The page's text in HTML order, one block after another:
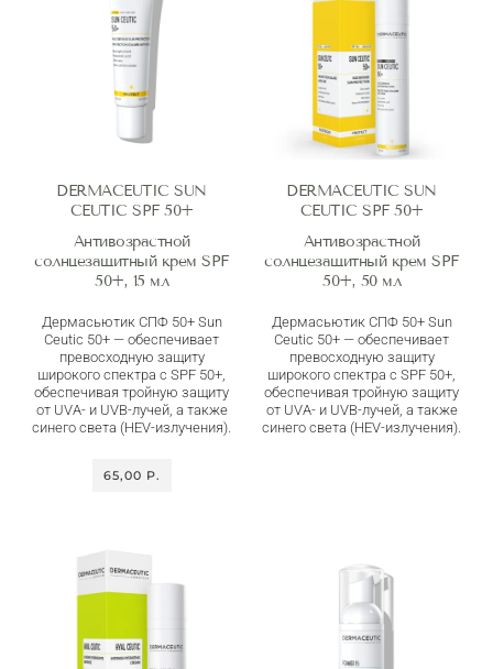
DERMACEUTIC SUN
CEUTIC SPF 50+
Антивозрастной
солнцезащитный крем SPF
50+, 15 мл
Дермасьютик СПФ 50+ Sun
Ceutic 50+ — обеспечивает
превосходную защиту
широкого спектра с SPF 50+,
обеспечивая тройную защиту
от UVA- и UVB-лучей, а также
синего света (HEV-излучения).
65,00 P.
DERMACEUTIC SUN
CEUTIC SPF 50+
Антивозрастной
солнцезащитный крем SPF
50+, 50 мл
Дермасьютик СПФ 50+ Sun
Ceutic 50+ — обеспечивает
превосходную защиту
широкого спектра с SPF 50+,
обеспечивая тройную защиту
от UVA- и UVB-лучей, а также
синего света (HEV-излучения).